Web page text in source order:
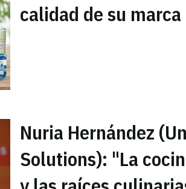
calidad de su
Nuria Hernández
Solutions): "La